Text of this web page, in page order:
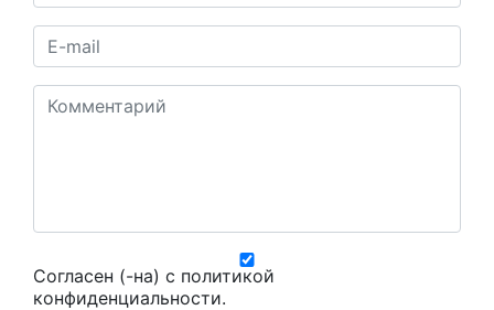
Согласен (-на) с политикой
конфиденциальности.